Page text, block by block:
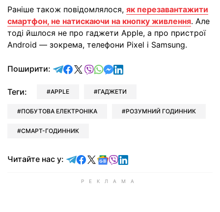
Раніше також повідомлялося, як перезавантажити
смартфон, не натискаючи на кнопку живлення. Але
тоді йшлося не про гаджети Apple, а про пристрої
Android — зокрема, телефони Pixel і Samsung.
Поширити: відправити у Telegram
поділитись у Facebook
поділитись у X
відправити у Viber
відправити у Whatsapp
відправити у Messenger
відправити у LinkedIn
Теги: APPLE ГАДЖЕТИ
ПОБУТОВА ЕЛЕКТРОНІКА РОЗУМНИЙ ГОДИННИК
СМАРТ-ГОДИННИК
Читайте нас у: Читайте у Telegram
Читайте у Facebook
Читайте у X
Читайте у Google news
Читайте у Viber
Читайте у LinkedIn